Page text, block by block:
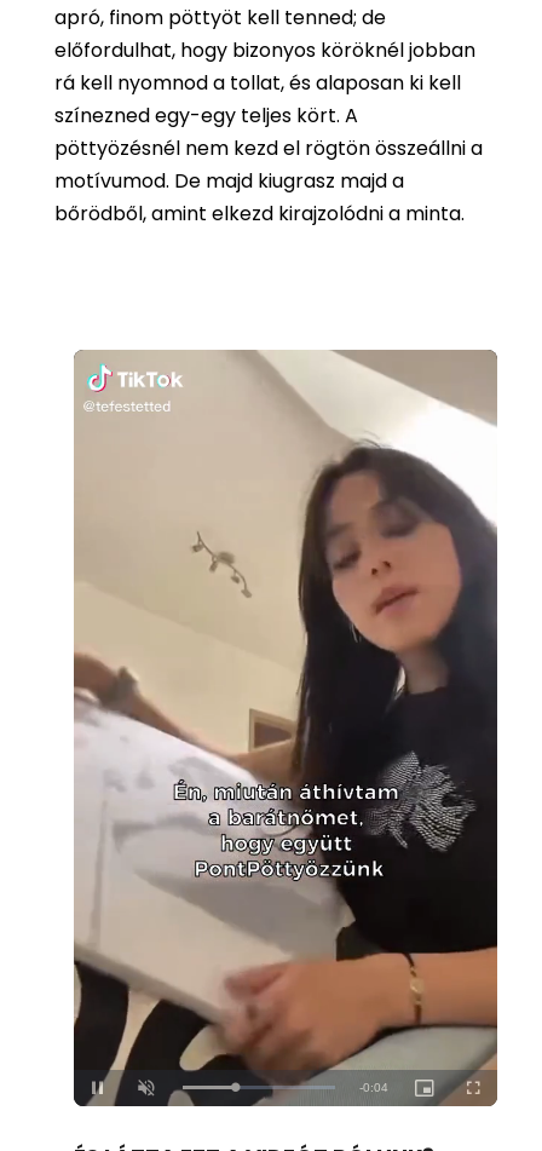
apró, finom pöttyöt kell tenned; de
előfordulhat, hogy bizonyos köröknél jobban
rá kell nyomnod a tollat, és alaposan ki kell
színezned egy-egy teljes kört. A
pöttyözésnél nem kezd el rögtön összeállni a
motívumod. De majd kiugrasz majd a
bőrödből, amint elkezd kirajzolódni a minta.
Unmute Loaded:
100.00%